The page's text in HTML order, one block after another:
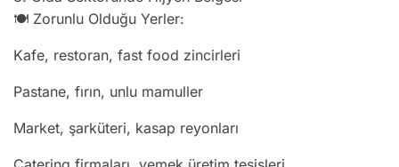
🍽️ Zorunlu Olduğu Yerler:
Kafe, restoran, fast food zincirleri
Pastane, fırın, unlu mamuller
Market, şarküteri, kasap reyonları